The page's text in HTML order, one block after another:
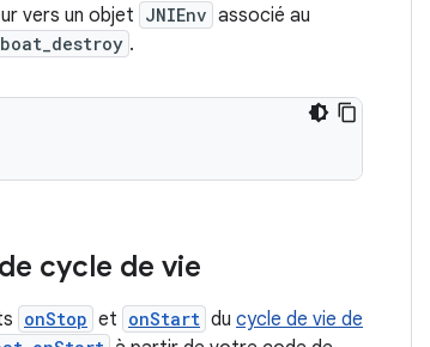
vers un objet JNIEnv associé au
.
cycle de vie
onStop et onStart du cycle de vie de